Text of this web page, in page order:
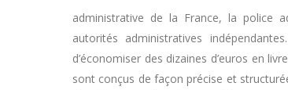
administrative de la France, la police
autorités administratives
d’économiser des dizaines d’euros en
sont conçus de façon précise et